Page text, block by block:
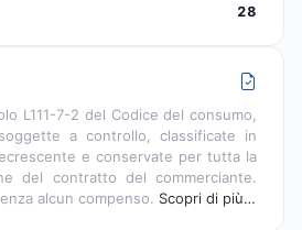
28
L111-7-2 del Codice del consumo,
a controllo, classificate in
e conservate per tutta la
del contratto del commerciante.
alcun compenso. Scopri di più…